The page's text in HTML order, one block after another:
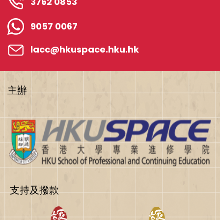
9057 0067
lacc@hkuspace.hku.hk
主辦
支持及撥款